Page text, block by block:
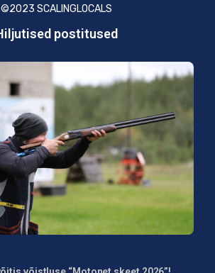
©2023 SCALINGLOCALS
postitused